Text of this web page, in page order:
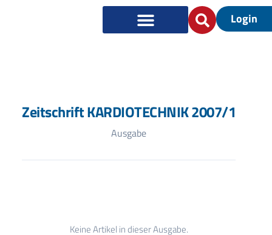
Login
Zeitschrift KARDIOTECHNIK 2007/1
Ausgabe
Keine Artikel in dieser Ausgabe.